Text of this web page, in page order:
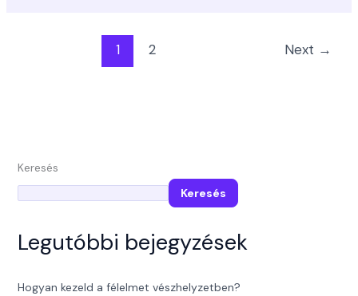
1 2 Next →
Keresés
Keresés
Legutóbbi bejegyzések
Hogyan kezeld a félelmet vészhelyzetben?